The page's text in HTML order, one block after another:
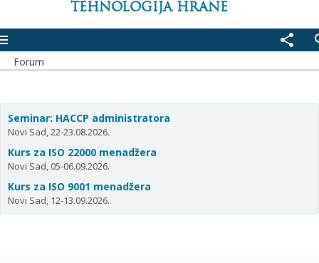
TEHNOLOGIJA HRANE
share
Forum
Seminar: HACCP administratora
Novi Sad, 22-23.08.2026.
Kurs za ISO 22000 menadžera
Novi Sad, 05-06.09.2026.
Kurs za ISO 9001 menadžera
Novi Sad, 12-13.09.2026.